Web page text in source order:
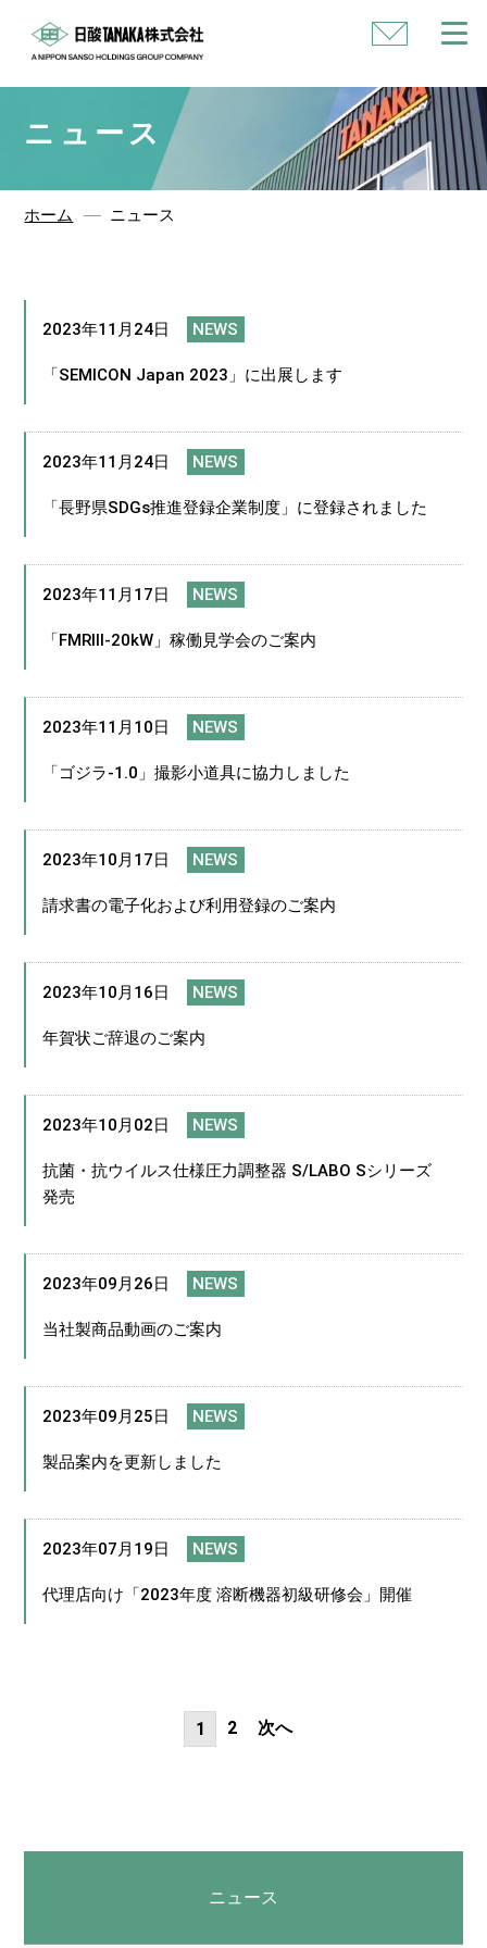
い
合
せ
ニュース
ホーム ニュース
2023年11月24日 NEWS
「SEMICON Japan 2023」に出展します
2023年11月24日 NEWS
「長野県SDGs推進登録企業制度」に登録されました
2023年11月17日 NEWS
「FMRⅢ-20kW」稼働見学会のご案内
2023年11月10日 NEWS
「ゴジラ-1.0」撮影小道具に協力しました
2023年10月17日 NEWS
請求書の電子化および利用登録のご案内
2023年10月16日 NEWS
年賀状ご辞退のご案内
2023年10月02日 NEWS
抗菌・抗ウイルス仕様圧力調整器 S/LABO Sシリーズ
発売
2023年09月26日 NEWS
当社製商品動画のご案内
2023年09月25日 NEWS
製品案内を更新しました
2023年07月19日 NEWS
代理店向け「2023年度 溶断機器初級研修会」開催
1 2 次へ
ニュース